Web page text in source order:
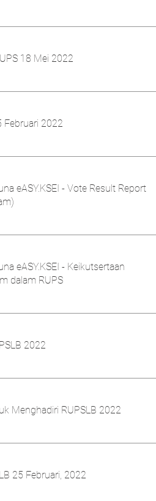
18 Mei 2022
Februari 2022
eASY.KSEI - Vote Result Report
eASY.KSEI - Keikutsertaan
dalam RUPS
2022
Menghadiri RUPSLB 2022
25 Februari, 2022